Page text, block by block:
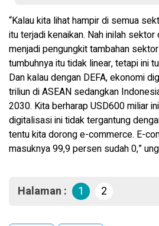
“Kalau kita lihat hampir di semua
itu terjadi kenaikan. Nah inilah
menjadi pengungkit tambahan
tumbuhnya itu tidak linear, tetapi ini
Dan kalau dengan DEFA, ekonomi
triliun di ASEAN sedangkan
2030. Kita berharap USD600 miliar
digitalisasi ini tidak tergantung
tentu kita dorong e-commerce. E-
masuknya 99,9 persen sudah 0,”
Halaman : 1 2